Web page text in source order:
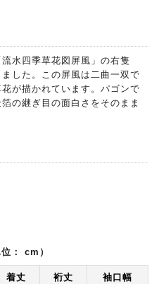
水四季草花図屏風」の右隻
した。この屏風は二曲一双で
が描かれています。パゴンで
の継ぎ目の面白さをそのまま
： cm）
着丈 裄丈 袖口幅